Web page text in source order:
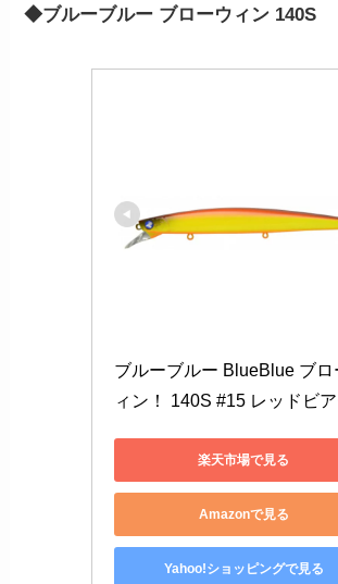
◆ブルーブルー ブローウィン 140S
ブルーブルー BlueBlue ブロ
ィン！ 140S #15 レッドビ
楽天市場で見る
Amazonで見る
Yahoo!ショッピングで見る